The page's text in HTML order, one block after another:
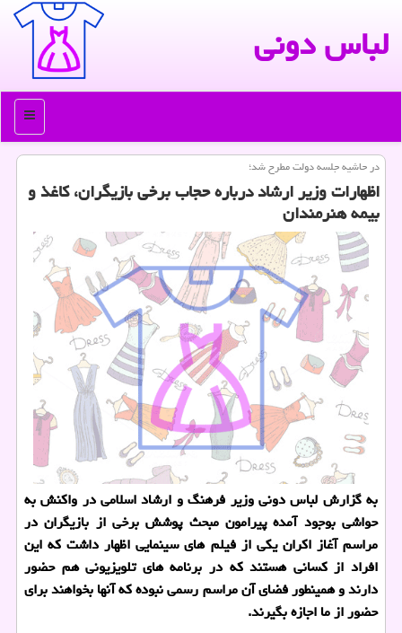
لباس دونی
منو
در حاشیه جلسه دولت مطرح شد؛
اظهارات وزیر ارشاد درباره حجاب برخی بازیگران، كاغذ و
بیمه هنرمندان
به گزارش لباس دونی وزیر فرهنگ و ارشاد اسلامی در واكنش به
حواشی بوجود آمده پیرامون مبحث پوشش برخی از بازیگران در
مراسم آغاز اكران یكی از فیلم های سینمایی اظهار داشت كه این
افراد از كسانی هستند كه در برنامه های تلویزیونی هم حضور
دارند و همینطور فضای آن مراسم رسمی نبوده كه آنها بخواهند برای
حضور از ما اجازه بگیرند.